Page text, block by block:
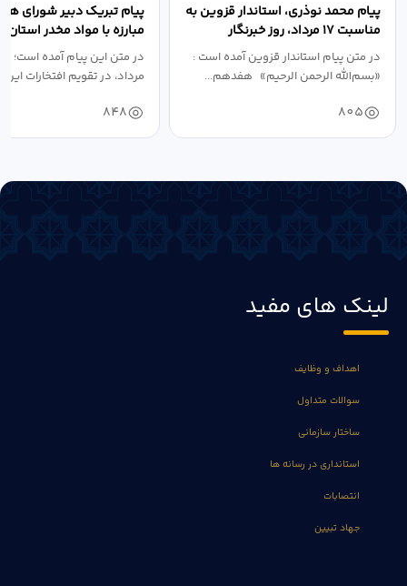
پیام محمد نوذری، استاندار قزوین به
مناسبت ۱۷ مرداد، روز خبرنگار
در متن پیام استاندار قزوین آمده است :
«بسم‌الله الرحمن الرحیم» هفدهم...
805
پیام تبریک دبیر شورای
مبارزه با مواد مخدر استان
مناسبت روز خبرنگار...
در متن این پیام آمده
مرداد، در تقویم افتخارات
848
لینک های مفید
اهداف و وظایف
سوالات متداول
ساختار سازمانی
استانداری در رسانه ها
انتصابات
جهاد تبیین